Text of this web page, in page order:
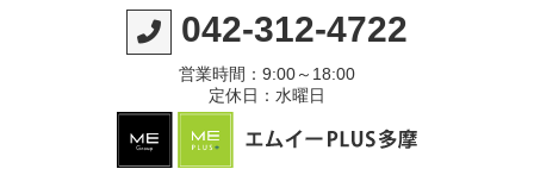
042-312-4722
営業時間：9:00～18:00
定休日：水曜日